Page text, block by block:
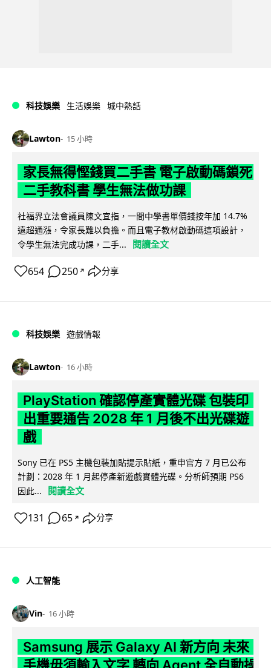
科技娛樂 生活娛樂 城中熱話
Lawton 15 小時
家長無得慳錢買二手書 電子啟動碼鎖死
二手教科書 學生無法做功課
社福界立法會議員陳文宜指，一間中學書單價錢按年加 14.7%
遠超通漲，令家長難以負擔。而且電子教材啟動碼這項設計，
令學生無法完成功課，二手...
閱讀全文
654 250 ↗ 分享
科技娛樂 遊戲情報
Lawton 16 小時
PlayStation 確認停產實體光碟 包裝印
出重要通告 2028 年 1 月後不出光碟遊
戲
Sony 已在 PS5 主機包裝加貼提示貼紙，重申官方 7 月已公布
計劃：2028 年 1 月起停產新遊戲實體光碟。分析師預期 PS6
因此...
閱讀全文
131 65 ↗ 分享
人工智能
Vin 16 小時
Samsung 展示 Galaxy AI 新方向 未來